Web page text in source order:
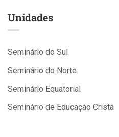
Unidades
Seminário do Sul
Seminário do Norte
Seminário Equatorial
Seminário de Educação Cristã